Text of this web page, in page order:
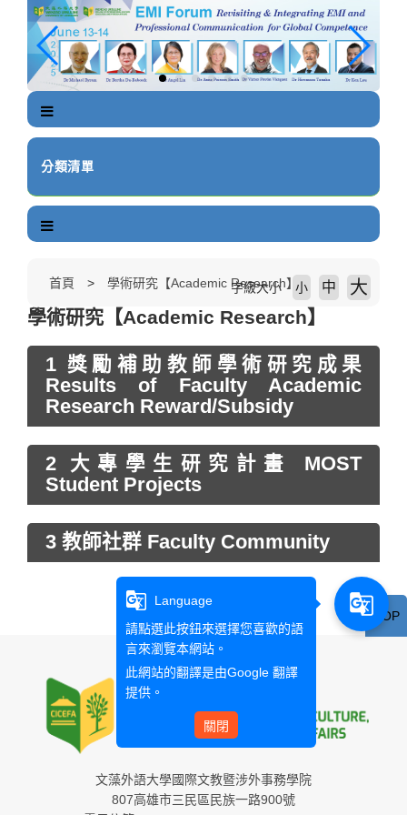
分類清單
首頁 學術研究【Academic Research】
字級大小 小 中 大
學術研究【Academic Research】
1 獎勵補助教師學術研究成果
Results of Faculty Academic
Research Reward/Subsidy
2 大專學生研究計畫 MOST
Student Projects
3 教師社群 Faculty Community
文藻外語大學國際文教暨涉外事務學院
807高雄市三民區民族一路900號
TOP
g_translate
Language
請點選此按鈕來選擇您喜歡的語
言來瀏覽本網站。
此網站的翻譯是由Google 翻譯
提供。
關閉
g_translate